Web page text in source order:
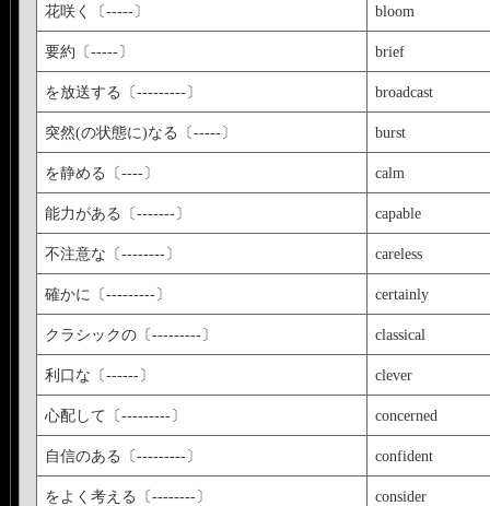
花咲く〔-----〕 bloom
要約〔-----〕 brief
を放送する〔---------〕 broadcast
突然(の状態に)なる〔-----〕 burst
を静める〔----〕 calm
能力がある〔-------〕 capable
不注意な〔--------〕 careless
確かに〔---------〕 certainly
クラシックの〔---------〕 classical
利口な〔------〕 clever
心配して〔---------〕 concerned
自信のある〔---------〕 confident
をよく考える〔--------〕 consider